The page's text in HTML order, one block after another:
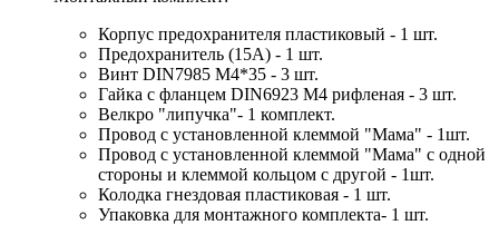
Корпус предохранителя пластиковый - 1 шт.
Предохранитель (15А) - 1 шт.
Винт DIN7985 М4*35 - 3 шт.
Гайка с фланцем DIN6923 M4 рифленая - 3 шт.
Велкро "липучка"- 1 комплект.
Провод с установленной клеммой "Мама" - 1шт.
Провод с установленной клеммой "Мама" с одной
стороны и клеммой кольцом с другой - 1шт.
Колодка гнездовая пластиковая - 1 шт.
Упаковка для монтажного комплекта- 1 шт.